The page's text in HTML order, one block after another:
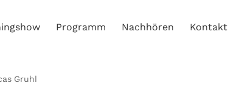
Programm Nachhören Kontakt
Gruhl